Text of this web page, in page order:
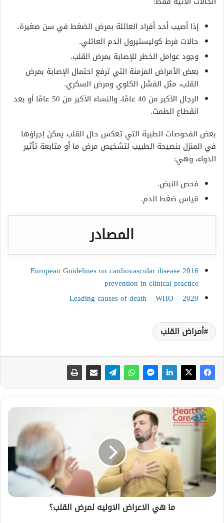
إذا أصيب أحد أفراد العائلة بمرض الضغط في سن صغيرة.
حالات فرط كوليستيرول الدم العائلي.
وجود عوامل الخطر للإصابة بمرض القلب.
بعض الأمراض المزمنة التي ترفع احتمال الإصابة بمرض
القلب، مثل الفشل الكلوي ومرض السكري.
الرجال الأكبر من 40 عامًا، والنساء الأكبر من 50 عامًا أو بعد
انقطاع الطمث.
بعض الفحوصات الطبية التي تعكس حال القلب يمكن إجراؤها
في المنزل بنصيحة الطبيب لتشخيص مرض ما أو متابعة تأثير
الدواء، وهي:
فحص النبض.
قياس ضغط الدم.
المصادر
2016 European Guidelines on cardiovascular disease
prevention in clinical practice
Leading causes of death – WHO – 2020
أمراض القلب
م
ي
ا
ا
ع
ر
ما هي الاعراض الاوليه لمرض القلب؟